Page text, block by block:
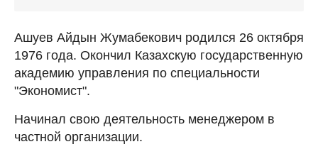
Ашуев Айдын Жумабекович родился 26 октября
1976 года. Окончил Казахскую государственную
академию управления по специальности
"Экономист".
Начинал свою деятельность менеджером в
частной организации.